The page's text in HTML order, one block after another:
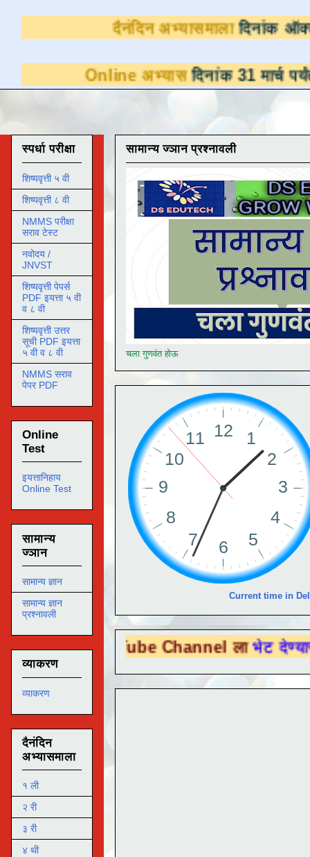
दैनंदिन
अभ्यासदिनांक 31 मार्च पर्यंत
सामान्य ज्ञान प्रश्नावली
चला गुणवंत होऊ
Current time in
Tube Channel लाभेट देण्यासाठी येथे
स्पर्धा परीक्षा
शिष्यवृत्ती ५ वी
शिष्यवृत्ती ८ वी
NMMS परीक्षा
सराव टेस्ट
नवोदय /
JNVST
शिष्यवृत्ती पेपर्स
PDF इयत्ता ५ वी
व ८ वी
शिष्यवृत्ती उत्तर
सूची PDF इयत्ता
५ वी व ८ वी
NMMS सराव
पेपर PDF
Online
Test
इयत्तानिहाय
Online Test
सामान्य
ज्ञान
सामान्य ज्ञान
सामान्य ज्ञान
प्रश्नावली
व्याकरण
व्याकरण
दैनंदिन
अभ्यासमाला
१ ली
२ री
३ री
४ थी